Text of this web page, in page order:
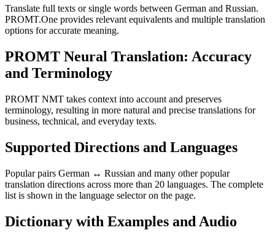
Translate full texts or single words between German and Russian.
PROMT.One provides relevant equivalents and multiple translation
options for accurate meaning.
PROMT Neural Translation: Accuracy
and Terminology
PROMT NMT takes context into account and preserves
terminology, resulting in more natural and precise translations for
business, technical, and everyday texts.
Supported Directions and Languages
Popular pairs German ↔ Russian and many other popular
translation directions across more than 20 languages. The complete
list is shown in the language selector on the page.
Dictionary with Examples and Audio